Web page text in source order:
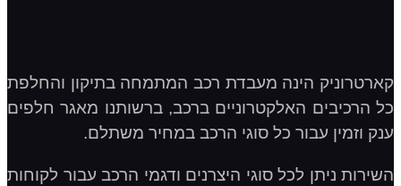
קארטרוניק הינה מעבדת רכב המתמחה בתיקון והחלפת
כל הרכיבים האלקטרוניים ברכב, ברשותנו מאגר חלפים
ענק וזמין עבור כל סוגי הרכב במחיר משתלם.
השירות ניתן לכל סוגי היצרנים ודגמי הרכב עבור לקוחות